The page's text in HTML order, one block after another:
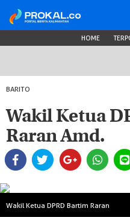
HOME
BARITO
Wakil Ketua
Raran Amd.
Wakil Ketua DPRD Bartim Raran